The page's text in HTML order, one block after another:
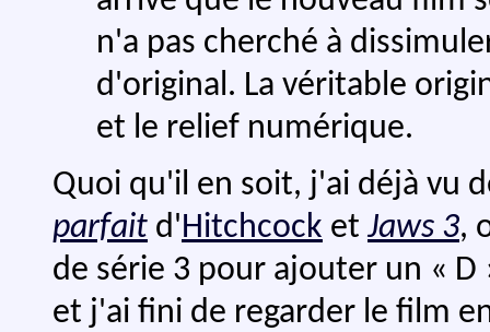
n'a pas cherché à
d'original. La véritable
et le relief numérique.
Quoi qu'il en soit, j'ai déjà vu
parfait d'Hitchcock et Jaws 3,
de série 3 pour ajouter un « D
et j'ai fini de regarder le film